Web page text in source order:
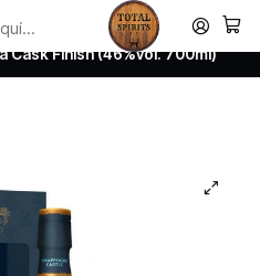
stock. Despachamos a todo Chile.
Cask Finish (46%vol. 700ml)